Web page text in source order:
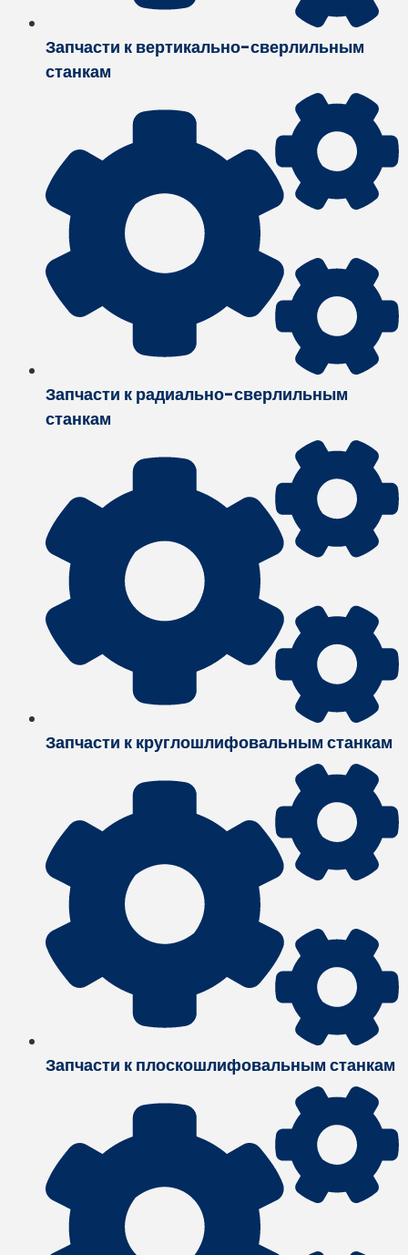
Запчасти к вертикально-сверлильным
станкам
Запчасти к радиально-сверлильным
станкам
Запчасти к круглошлифовальным станкам
Запчасти к плоскошлифовальным станкам